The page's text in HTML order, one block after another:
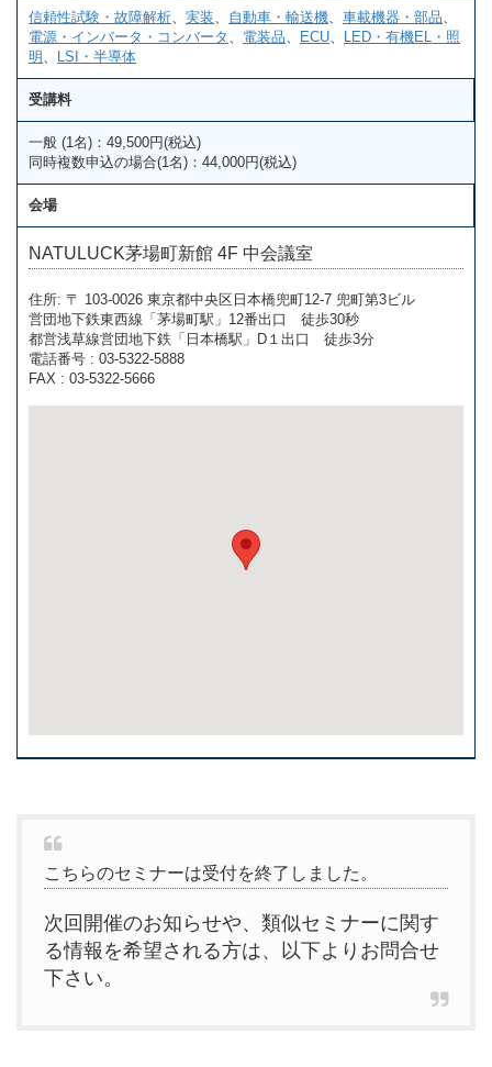
信頼性試験・故障解析 実装 自動車・輸送機 車載機器・部品
電源・インバータ・コンバータ
電装品 ECU
LED・有機EL・照
明
LSI・半導体
受講料
一般 (1名)：49,500円(税込)
同時複数申込の場合(1名)：44,000円(税込)
会場
NATULUCK茅場町新館 4F 中会議室
住所: 〒 103-0026 東京都中央区日本橋兜町12-7 兜町第3ビル
営団地下鉄東西線「茅場町駅」12番出口 徒歩30秒
都営浅草線営団地下鉄「日本橋駅」D１出口 徒歩3分
電話番号 : 03-5322-5888
FAX : 03-5322-5666
こちらのセミナーは受付を終了しました。
次回開催のお知らせや、類似セミナーに関す
る情報を希望される方は、以下よりお問合せ
下さい。